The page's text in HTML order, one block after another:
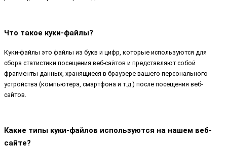
Что такое куки-файлы?
Куки-файлы это файлы из букв и цифр, которые используются для
сбора статистики посещения веб-сайтов и представляют собой
фрагменты данных, хранящиеся в браузере вашего персонального
устройства (компьютера, смартфона и т.д.) после посещения веб-
сайтов.
Какие типы куки-файлов используются на нашем веб-
сайте?